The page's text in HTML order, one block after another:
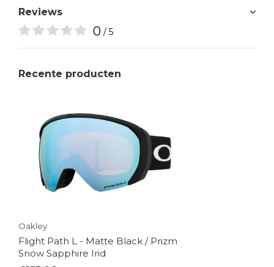
Reviews
0 / 5
Recente producten
Oakley
Flight Path L - Matte Black / Prizm
Snow Sapphire Irid